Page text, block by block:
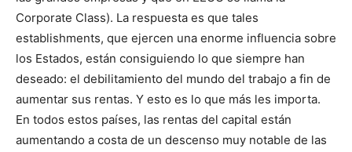
Corporate Class). La respuesta es que tales
establishments, que ejercen una enorme influencia sobre
los Estados, están consiguiendo lo que siempre han
deseado: el debilitamiento del mundo del trabajo a fin de
aumentar sus rentas. Y esto es lo que más les importa.
En todos estos países, las rentas del capital están
aumentando a costa de un descenso muy notable de las